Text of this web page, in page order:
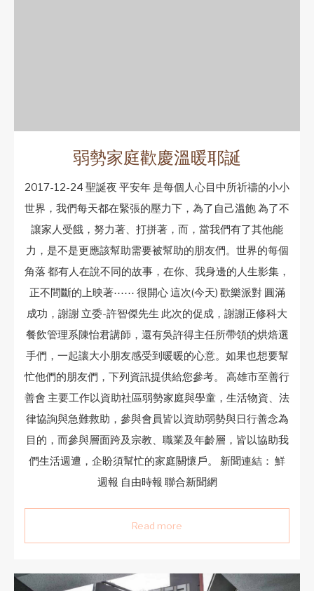
弱勢家庭歡慶溫暖耶誕
2017-12-24 聖誕夜 平安年 是每個人心目中所祈禱的小小
世界，我們每天都在緊張的壓力下，為了自己溫飽 為了不
讓家人受餓，努力著、打拼著，而，當我們有了其他能
力，是不是更應該幫助需要被幫助的朋友們。世界的每個
角落 都有人在說不同的故事，在你、我身邊的人生影集，
正不間斷的上映著⋯⋯ 很開心 這次(今天) 歡樂派對 圓滿
成功，謝謝 立委-許智傑先生 此次的促成，謝謝正修科大
餐飲管理系陳怡君講師，還有吳許得主任所帶領的烘焙選
手們，一起讓大小朋友感受到暖暖的心意。如果也想要幫
忙他們的朋友們，下列資訊提供給您參考。 高雄市至善行
善會 主要工作以資助社區弱勢家庭與學童，生活物資、法
律協詢與急難救助，參與會員皆以資助弱勢與日行善念為
目的，而參與層面跨及宗教、職業及年齡層，皆以協助我
們生活週遭，企盼須幫忙的家庭關懷戶。 新聞連結： 鮮
週報 自由時報 聯合新聞網
Read more